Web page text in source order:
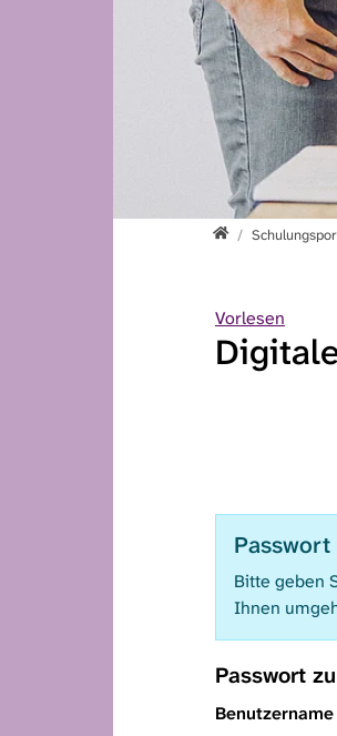
Teilhabe 4.0
Vorlesen
Bitte geben
Ihnen
Passwort